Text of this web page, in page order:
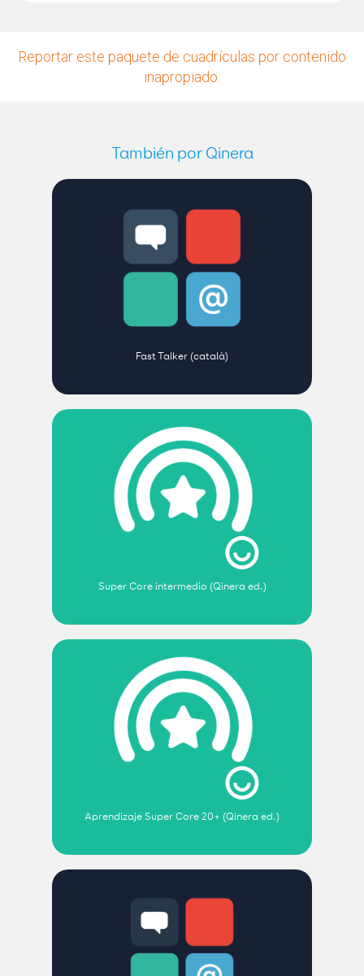
Reportar este paquete de cuadrículas por contenido
inapropiado.
También por Qinera
Fast Talker (català)
Super Core intermedio (Qinera ed.)
Aprendizaje Super Core 20+ (Qinera ed.)